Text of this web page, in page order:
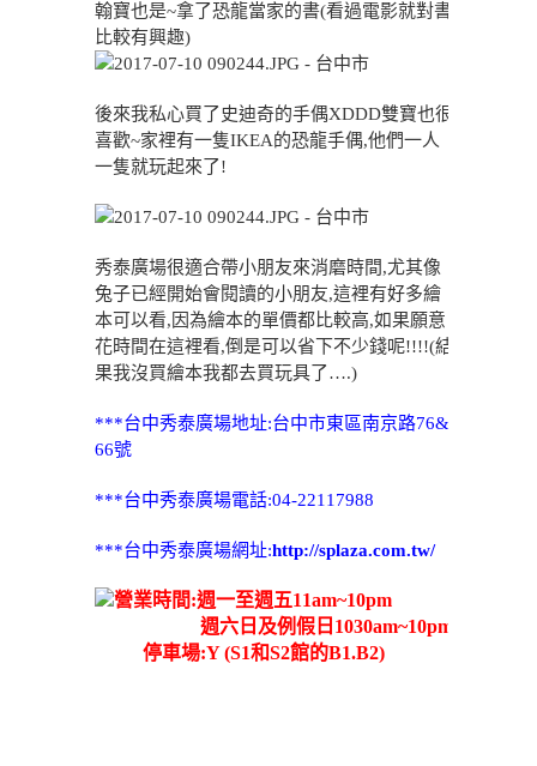
翰寶也是~拿了恐龍當家的書(看過電影就對書
比較有興趣)
後來我私心買了史迪奇的手偶XDDD雙寶也很
喜歡~家裡有一隻IKEA的恐龍手偶,他們一人
一隻就玩起來了!
秀泰廣場很適合帶小朋友來消磨時間,尤其像
兔子已經開始會閱讀的小朋友,這裡有好多繪
本可以看,因為繪本的單價都比較高,如果願意
花時間在這裡看,倒是可以省下不少錢呢!!!!(結
果我沒買繪本我都去買玩具了….)
***台中秀泰廣場地址:台中市東區南京路76&
66號
***台中秀泰廣場電話:04-22117988
***台中秀泰廣場網址:http://splaza.com.tw/
營業時間:週一至週五11am~10pm
週六日及例假日1030am~10pm
停車場:Y (S1和S2館的B1.B2)